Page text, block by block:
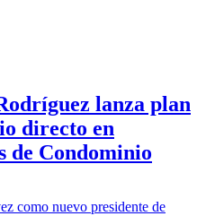
lanza plan
directo en
de Condominio
como nuevo presidente de